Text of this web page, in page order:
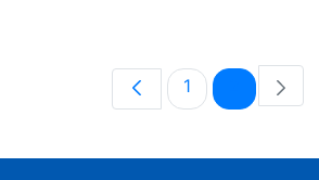
Pagina
1 Pagina